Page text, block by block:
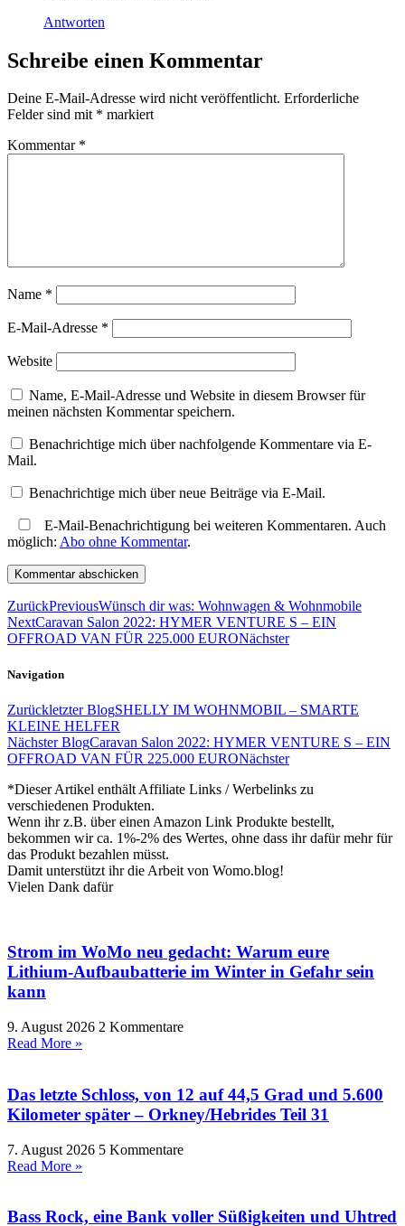
Antworten
Schreibe einen Kommentar
Deine E-Mail-Adresse wird nicht veröffentlicht. Erforderliche
Felder sind mit * markiert
Kommentar *
Name *
E-Mail-Adresse *
Website
Name, E-Mail-Adresse und Website in diesem Browser für
meinen nächsten Kommentar speichern.
Benachrichtige mich über nachfolgende Kommentare via E-
Mail.
Benachrichtige mich über neue Beiträge via E-Mail.
E-Mail-Benachrichtigung bei weiteren Kommentaren. Auch
möglich: Abo ohne Kommentar.
ZurückPreviousWünsch dir was: Wohnwagen & Wohnmobile
NextCaravan Salon 2022: HYMER VENTURE S – EIN
OFFROAD VAN FÜR 225.000 EURONächster
Navigation
Zurückletzter BlogSHELLY IM WOHNMOBIL – SMARTE
KLEINE HELFER
Nächster BlogCaravan Salon 2022: HYMER VENTURE S – EIN
OFFROAD VAN FÜR 225.000 EURONächster
*Dieser Artikel enthält Affiliate Links / Werbelinks zu
verschiedenen Produkten.
Wenn ihr z.B. über einen Amazon Link Produkte bestellt,
bekommen wir ca. 1%-2% des Wertes, ohne dass ihr dafür mehr für
das Produkt bezahlen müsst.
Damit unterstützt ihr die Arbeit von Womo.blog!
Vielen Dank dafür
Strom im WoMo neu gedacht: Warum eure
Lithium-Aufbaubatterie im Winter in Gefahr sein
kann
9. August 2026 2 Kommentare
Read More »
Das letzte Schloss, von 12 auf 44,5 Grad und 5.600
Kilometer später – Orkney/Hebrides Teil 31
7. August 2026 5 Kommentare
Read More »
Bass Rock, eine Bank voller Süßigkeiten und Uhtred